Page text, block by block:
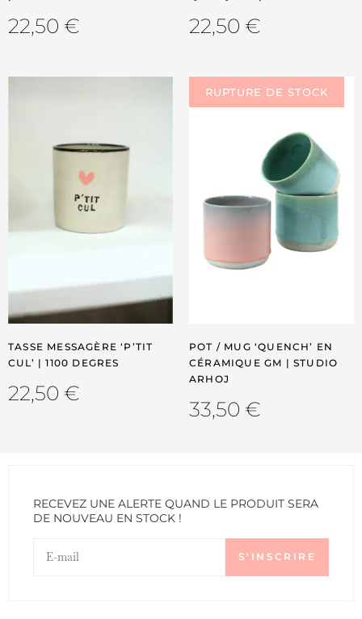
22,50 € 22,50 €
TASSE MESSAGÈRE ‘P’TIT
CUL’ | 1100 DEGRES
22,50 €
POT / MUG ‘QUENCH’ EN
CÉRAMIQUE GM | STUDIO
ARHOJ
33,50 €
RECEVEZ UNE ALERTE QUAND LE PRODUIT SERA
DE NOUVEAU EN STOCK !
S'INSCRIRE